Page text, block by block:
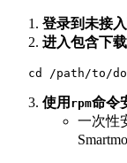
登录到未接
进入包含下
cd
使用 rpm命令
一次性